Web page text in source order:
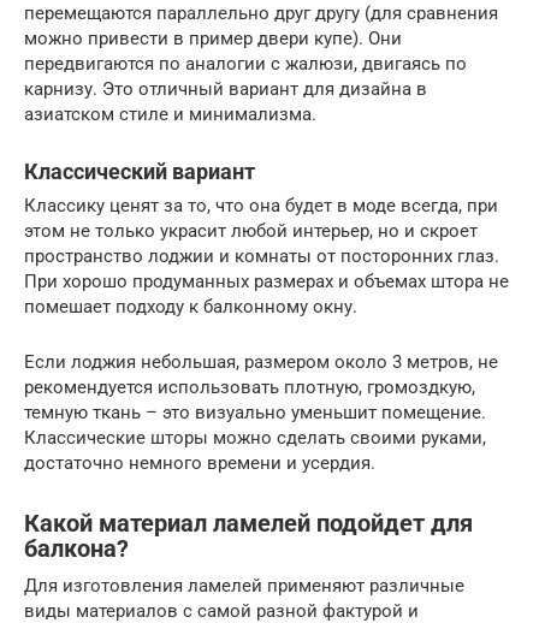
перемещаются параллельно друг другу (для сравнения
можно привести в пример двери купе). Они
передвигаются по аналогии с жалюзи, двигаясь по
карнизу. Это отличный вариант для дизайна в
азиатском стиле и минимализма.
Классический вариант
Классику ценят за то, что она будет в моде всегда, при
этом не только украсит любой интерьер, но и скроет
пространство лоджии и комнаты от посторонних глаз.
При хорошо продуманных размерах и объемах штора не
помешает подходу к балконному окну.
Если лоджия небольшая, размером около 3 метров, не
рекомендуется использовать плотную, громоздкую,
темную ткань – это визуально уменьшит помещение.
Классические шторы можно сделать своими руками,
достаточно немного времени и усердия.
Какой материал ламелей подойдет для
балкона?
Для изготовления ламелей применяют различные
виды материалов с самой разной фактурой и